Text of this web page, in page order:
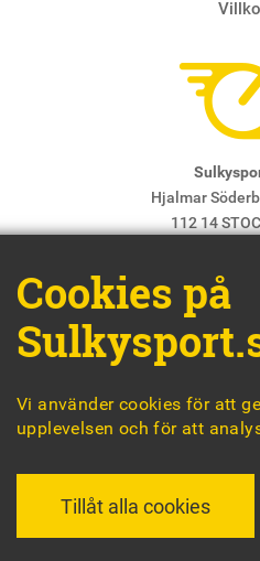
Hjalmar
112 14
Chefredaktör & ansvarig
Cookies på
Vi använder cookies för att
upplevelsen och för att
Tillåt alla cookies